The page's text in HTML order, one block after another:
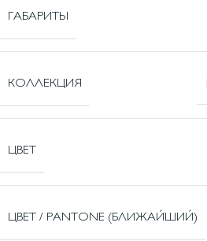
ГАБАРИТЫ
КОЛЛЕКЦИЯ
ЦВЕТ
ЦВЕТ / PANTONE (БЛИЖАЙШИЙ)